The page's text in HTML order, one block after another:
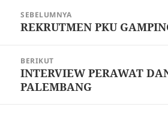
SEBELUMNYA
Pos
REKRUTMEN PKU
BERIKUT
Pos
berikutnya:
INTERVIEW PERAWAT
PALEMBANG